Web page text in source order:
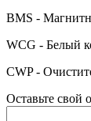
BMS -
WCG - Белый
CWP -
Оставьте свой